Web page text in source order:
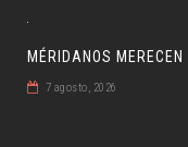
MÉRIDANOS
7 agosto, 2026